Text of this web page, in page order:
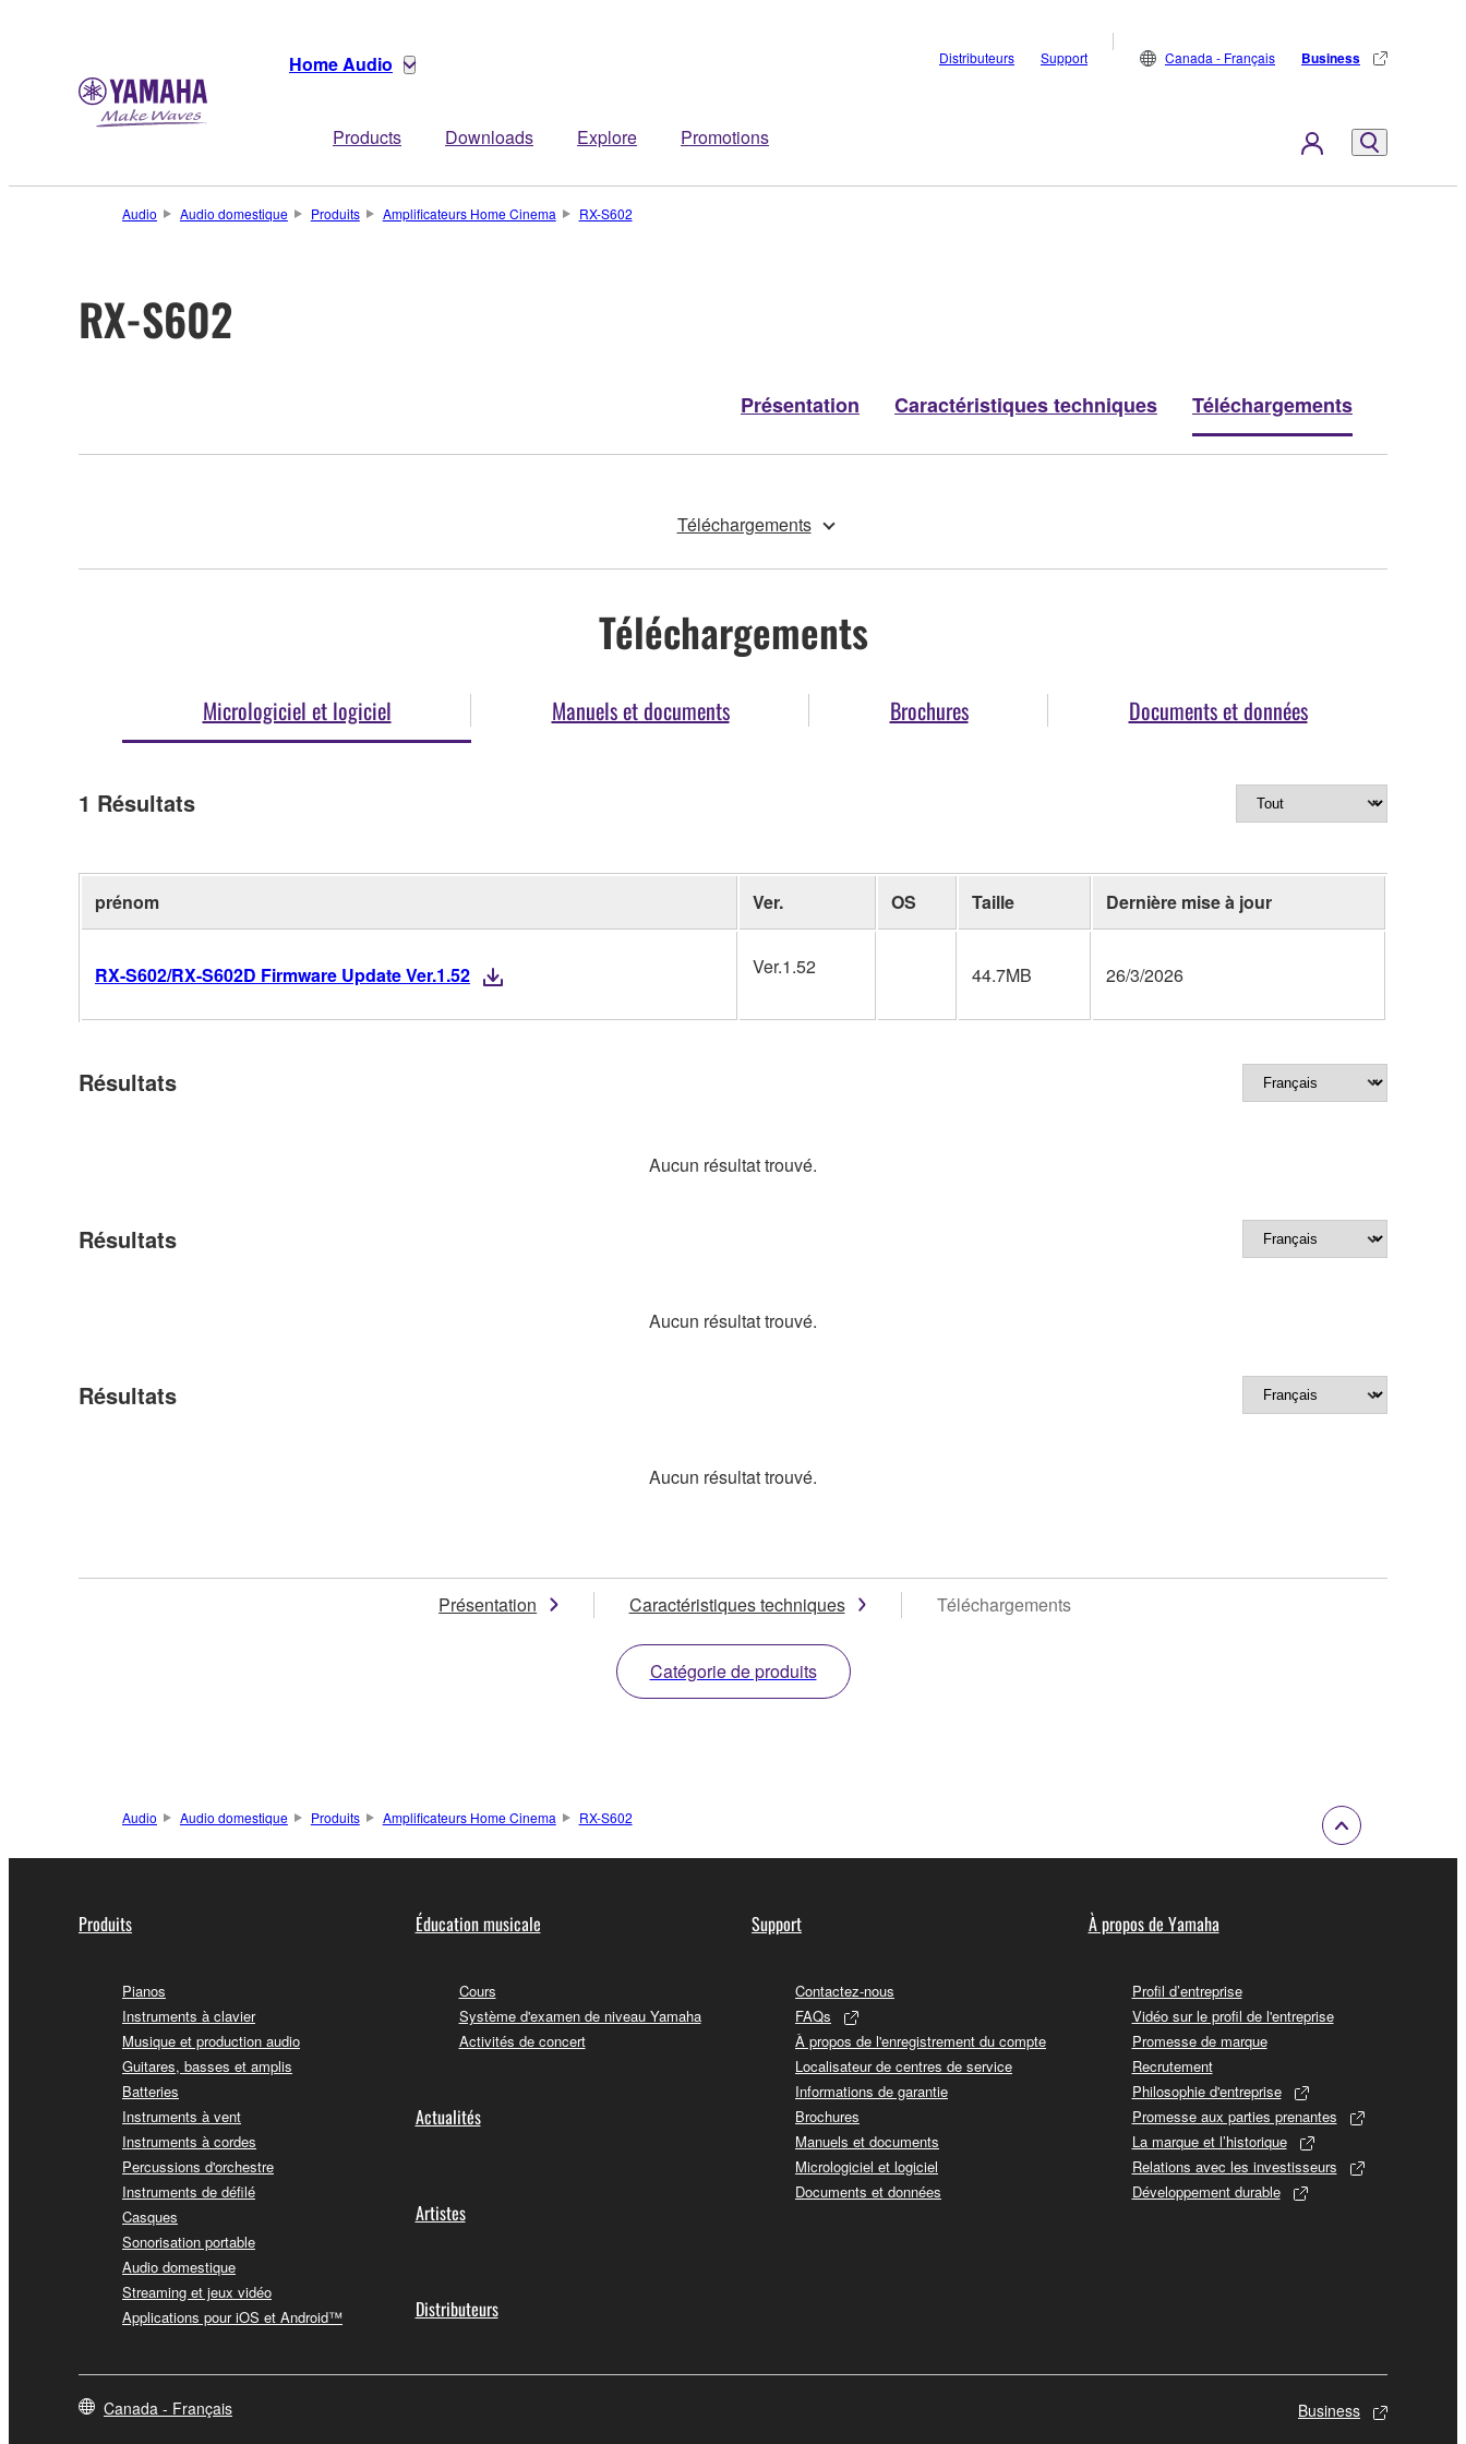
Home Audio
Products Downloads Explore Promotions
Distributeurs Support Canada - Français Business
Audio Audio domestique Produits Amplificateurs Home Cinema RX-S602
RX-S602
Présentation Caractéristiques techniques Téléchargements
Téléchargements
Téléchargements
Micrologiciel et logiciel Manuels et documents Brochures Documents et données
1 Résultats
prénom Ver. OS Taille Dernière mise à jour
RX-S602/RX-S602D Firmware Update Ver.1.52 Ver.1.52 44.7MB 26/3/2026
Résultats
Aucun résultat trouvé.
Résultats
Aucun résultat trouvé.
Résultats
Aucun résultat trouvé.
Présentation Caractéristiques techniques Téléchargements
Catégorie de produits
Audio Audio domestique Produits Amplificateurs Home Cinema RX-S602
Produits
Pianos
Instruments à clavier
Musique et production audio
Guitares, basses et amplis
Batteries
Instruments à vent
Instruments à cordes
Percussions d'orchestre
Instruments de défilé
Casques
Sonorisation portable
Audio domestique
Streaming et jeux vidéo
Applications pour iOS et Android™
Éducation musicale
Cours
Système d'examen de niveau Yamaha
Activités de concert
Actualités
Artistes
Distributeurs
Support
Contactez-nous
FAQs
À propos de l'enregistrement du compte
Localisateur de centres de service
Informations de garantie
Brochures
Manuels et documents
Micrologiciel et logiciel
Documents et données
À propos de Yamaha
Profil d’entreprise
Vidéo sur le profil de l'entreprise
Promesse de marque
Recrutement
Philosophie d'entreprise
Promesse aux parties prenantes
La marque et l’historique
Relations avec les investisseurs
Développement durable
Canada - Français Business